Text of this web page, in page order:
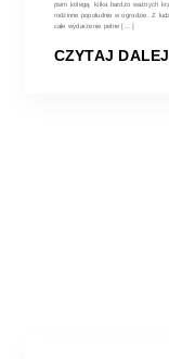
psim kolegą, kilka bardzo ważnych
rodzinne popołudnie w ogrodzie. Z
całe wydarzenie pełne [...]
CZYTAJ DALEJ